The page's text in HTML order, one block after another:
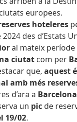
europees.
hoteleres
des d’Estats
al mateix
ciutat com per
que,aquest
amb més
d’ara a Barcelona
un pic de
19/02.